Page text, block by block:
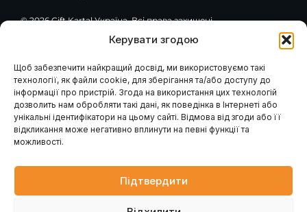
Керувати згодою
Щоб забезпечити найкращий досвід, ми використовуємо такі
технології, як файли cookie, для зберігання та/або доступу до
інформації про пристрій. Згода на використання цих технологій
дозволить нам обробляти такі дані, як поведінка в Інтернеті або
унікальні ідентифікатори на цьому сайті. Відмова від згоди або її
відкликання може негативно вплинути на певні функції та
можливості.
Підтвердити
© 2026 Çift Kartal Україна. Всі права захищені.
c
e
b
o
o
k
-
f
u
t
u
b
e
o
g
l
e
Навігація
Каталог обладнання
Про компанію
Наші проєкти
Контакти
Головна
Клієнтам / Послуги
Гарантія та сервіс
Модернізація вашого
млина
Консультація інженера
Проєктування млинів
Контакти